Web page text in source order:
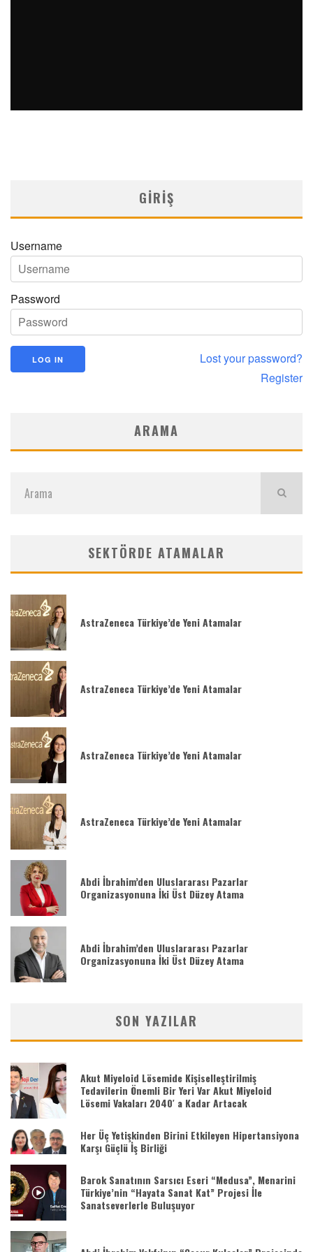
GIRIŞ
Username
Password
Lost your password?
Register
ARAMA
SEKTÖRDE ATAMALAR
AstraZeneca Türkiye’de Yeni Atamalar
AstraZeneca Türkiye’de Yeni Atamalar
AstraZeneca Türkiye’de Yeni Atamalar
AstraZeneca Türkiye’de Yeni Atamalar
Abdi İbrahim’den Uluslararası Pazarlar
Organizasyonuna İki Üst Düzey Atama
Abdi İbrahim’den Uluslararası Pazarlar
Organizasyonuna İki Üst Düzey Atama
SON YAZILAR
Akut Miyeloid Lösemide Kişiselleştirilmiş
Tedavilerin Önemli Bir Yeri Var Akut Miyeloid
Lösemi Vakaları 2040′ a Kadar Artacak
Her Üç Yetişkinden Birini Etkileyen Hipertansiyona
Karşı Güçlü İş Birliği
Barok Sanatının Sarsıcı Eseri “Medusa”, Menarini
Türkiye’nin “Hayata Sanat Kat” Projesi İle
Sanatseverlerle Buluşuyor